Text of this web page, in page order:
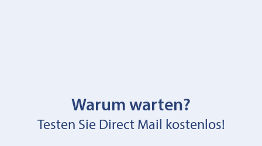
Warum warten?
Testen Sie Direct Mail kostenlos!